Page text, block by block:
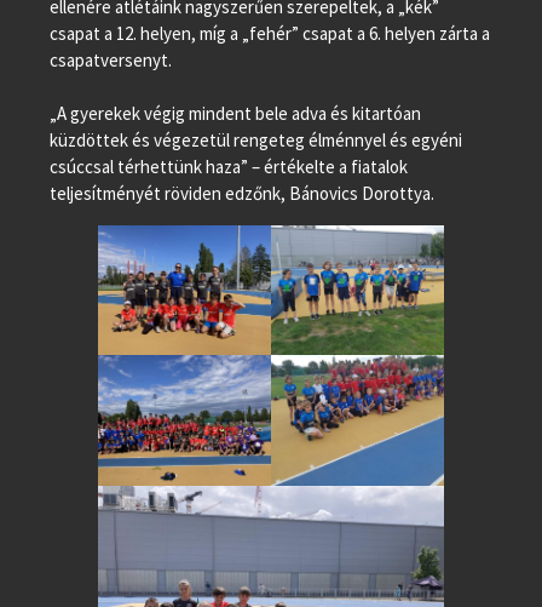
ellenére atlétáink nagyszerűen szerepeltek, a „kék”
csapat a 12. helyen, míg a „fehér” csapat a 6. helyen zárta a
csapatversenyt.
„A gyerekek végig mindent bele adva és kitartóan
küzdöttek és végezetül rengeteg élménnyel és egyéni
csúccsal térhettünk haza” – értékelte a fiatalok
teljesítményét röviden edzőnk, Bánovics Dorottya.